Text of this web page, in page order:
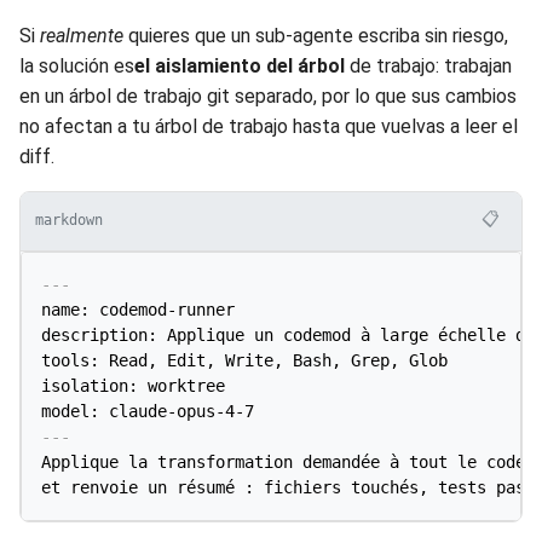
Si realmente quieres que un sub-agente escriba sin riesgo,
la solución esel aislamiento del árbol de trabajo: trabajan
en un árbol de trabajo git separado, por lo que sus cambios
no afectan a tu árbol de trabajo hasta que vuelvas a leer el
diff.
markdown 📋
---
name: codemod-runner
description: Applique un codemod à large échelle
tools: Read, Edit, Write, Bash, Grep, Glob
isolation: worktree
model: claude-opus-4-7
---
Applique la transformation demandée à tout le